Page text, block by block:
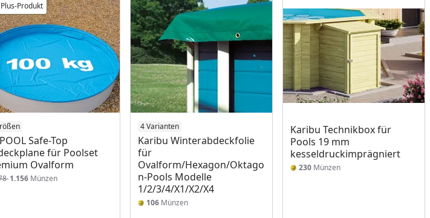
Plus-Produkt
Safe-Top
für Poolset
Ovalform
1.156 Münzen
4 Varianten
Karibu Winterabdeckfolie
für
Ovalform/Hexagon/Oktago
n-Pools Modelle
1/2/3/4/X1/X2/X4
106 Münzen
Karibu Technikbox für
Pools 19 mm
kesseldruckimprägniert
230 Münzen